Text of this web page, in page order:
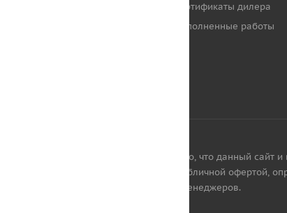
Сертификаты дилера
Выполненные работы
Обращаем ваше внимание на то, что данный сайт
каких условиях не является публичной офертой,
наличии товаров уточняйте у менеджеров.